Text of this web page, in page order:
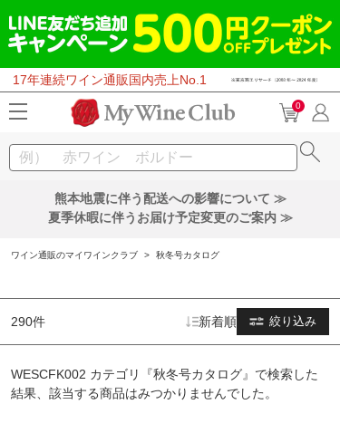
17年連続ワイン通販国内売上No.1
0
熊本地震に伴う配送への影響について ≫
夏季休暇に伴うお届け予定変更のご案内 ≫
ワイン通販のマイワインクラブ > 秋冬号カタログ
290件 絞り込み
新着順
WESCFK002 カテゴリ『秋冬号カタログ』で検索した
結果、該当する商品はみつかりませんでした。